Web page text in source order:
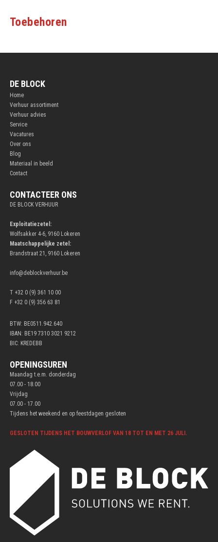
Toebehoren
DE BLOCK
Home
Verhuur assortiment
Verhuur advies
Service
Vacatures
Over ons
Blog
Materiaal in beeld
Contact
CONTACTEER ONS
DE BLOCK VERHUUR
Exploitatiezetel:
Wolfsakker 4-6, 9160 Lokeren
Maatschappelijke zetel:
Brandstraat 21, 9160 Lokeren
info@deblockverhuur.be
T +32 0 (9) 361 10 00
F +32 0 (9) 356 63 81
BTW: BE0511.942.640
IBAN: BE19 7310 3021 9212
BIC: KREDEBB
OPENINGSUREN
Maandag t.e.m. donderdag
07.00 - 18.00
Vrijdag
07.00 - 17.00
Tijdens het weekend en op feestdagen gesloten
GESLOTEN TIJDENS HET BOUWVERLOF VAN 18 TOT EN MET 26 JULI.